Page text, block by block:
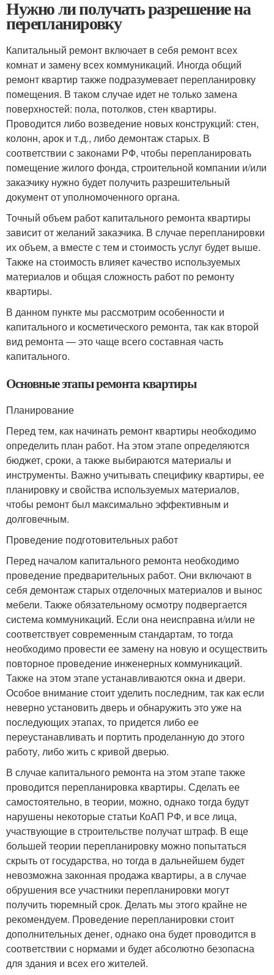
Нужно ли получать разрешение на
перепланировку
Капитальный ремонт включает в себя ремонт всех
комнат и замену всех коммуникаций. Иногда общий
ремонт квартир также подразумевает перепланировку
помещения. В таком случае идет не только замена
поверхностей: пола, потолков, стен квартиры.
Проводится либо возведение новых конструкций: стен,
колонн, арок и т.д., либо демонтаж старых. В
соответствии с законами РФ, чтобы перепланировать
помещение жилого фонда, строительной компании и/или
заказчику нужно будет получить разрешительный
документ от уполномоченного органа.
Точный объем работ капитального ремонта квартиры
зависит от желаний заказчика. В случае перепланировки
их объем, а вместе с тем и стоимость услуг будет выше.
Также на стоимость влияет качество используемых
материалов и общая сложность работ по ремонту
квартиры.
В данном пункте мы рассмотрим особенности и
капитального и косметического ремонта, так как второй
вид ремонта — это чаще всего составная часть
капитального.
Основные этапы ремонта квартиры
Планирование
Перед тем, как начинать ремонт квартиры необходимо
определить план работ. На этом этапе определяются
бюджет, сроки, а также выбираются материалы и
инструменты. Важно учитывать специфику квартиры, ее
планировку и свойства используемых материалов,
чтобы ремонт был максимально эффективным и
долговечным.
Проведение подготовительных работ
Перед началом капитального ремонта необходимо
проведение предварительных работ. Они включают в
себя демонтаж старых отделочных материалов и вынос
мебели. Также обязательному осмотру подвергается
система коммуникаций. Если она неисправна и/или не
соответствует современным стандартам, то тогда
необходимо провести ее замену на новую и осуществить
повторное проведение инженерных коммуникаций.
Также на этом этапе устанавливаются окна и двери.
Особое внимание стоит уделить последним, так как если
неверно установить дверь и обнаружить это уже на
последующих этапах, то придется либо ее
переустанавливать и портить проделанную до этого
работу, либо жить с кривой дверью.
В случае капитального ремонта на этом этапе также
проводится перепланировка квартиры. Сделать ее
самостоятельно, в теории, можно, однако тогда будут
нарушены некоторые статьи КоАП РФ, и все лица,
участвующие в строительстве получат штраф. В еще
большей теории перепланировку можно попытаться
скрыть от государства, но тогда в дальнейшем будет
невозможна законная продажа квартиры, а в случае
обрушения все участники перепланировки могут
получить тюремный срок. Делать мы этого крайне не
рекомендуем. Проведение перепланировки стоит
дополнительных денег, однако она будет проводится в
соответствии с нормами и будет абсолютно безопасна
для здания и всех его жителей.